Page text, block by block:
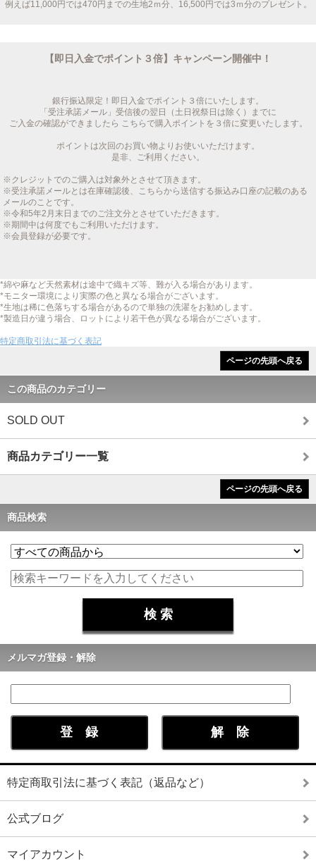
例えば11,000円では470円までの生地2ｍ分、16,500円では3ｍ分のプレゼント。
【即日入金でポイント３倍】キャンペーン開催中！
銀行振込限定！即日入金でポイント３倍にいたします。
「受注承諾メール」受信後の翌日（土日祝祭日は除く）までに
ご入金の確認ができましたら こちらで購入ポイントを３倍に変更いたします。
ポイントは次回のお買い物よりお使いいただけます。
是非、ご利用ください。
※クレジットでのご購入は対象外とさせて頂きます。
※受注承諾メールとは在庫確認後、こちらから送信する振込み口座の記載のある
メールのことです。
※令和5年2月末日までのご注文分とさせていただきます。
※期間中は何度でもご利用いただけます。
※会員登録が必要です。
*綿や麻など天然素材は途中で織キズ等、難が入る場合があります。
*モニター環境により実際の色と異なる場合がございます。
*生地は稀に色落ちする場合があるので単独の洗濯をお勧めします。
*製造日が違う場合、ロットにより若干色が異なる場合がございます。
特定商取引法に基づく表記
ページの先頭へ戻る
この商品のカテゴリー
SOLD OUT
商品カテゴリー一覧
ページの先頭へ戻る
商品検索
メルマガ登録・解除
特定商取引法に基づく表記（返品など）
公式ブログ
マイアカウント